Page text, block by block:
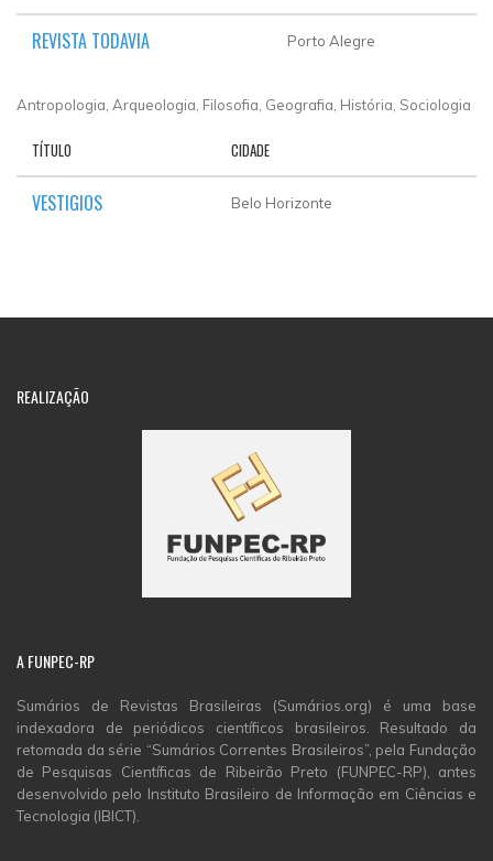
REVISTA TODAVIA Porto Alegre
Antropologia, Arqueologia, Filosofia, Geografia, História, Sociologia
TÍTULO CIDADE
VESTIGIOS Belo Horizonte
REALIZAÇÃO
AFUNPEC-RP
Sumários de Revistas Brasileiras (Sumários.org) é uma base
indexadora de periódicos científicos brasileiros. Resultado da
retomada da série “Sumários Correntes Brasileiros”, pela Fundação
de Pesquisas Científicas de Ribeirão Preto (FUNPEC-RP), antes
desenvolvido pelo Instituto Brasileiro de Informação em Ciências e
Tecnologia (IBICT).